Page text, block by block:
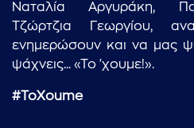
Ναταλία Αργυράκη,
Τζώρτζια Γεωργίου,
ενημερώσουν και να μας
ψάχνεις... «Το 'χουμε!».
#ToXoume